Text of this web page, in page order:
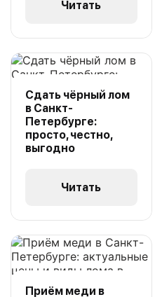
Читать
Сдать чёрный лом
в Санкт-
Петербурге:
просто, честно,
выгодно
Читать
Приём меди в